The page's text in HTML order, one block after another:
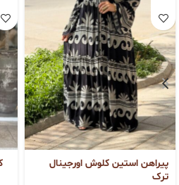
پیراهن استین کلوش اورجینال
ترک